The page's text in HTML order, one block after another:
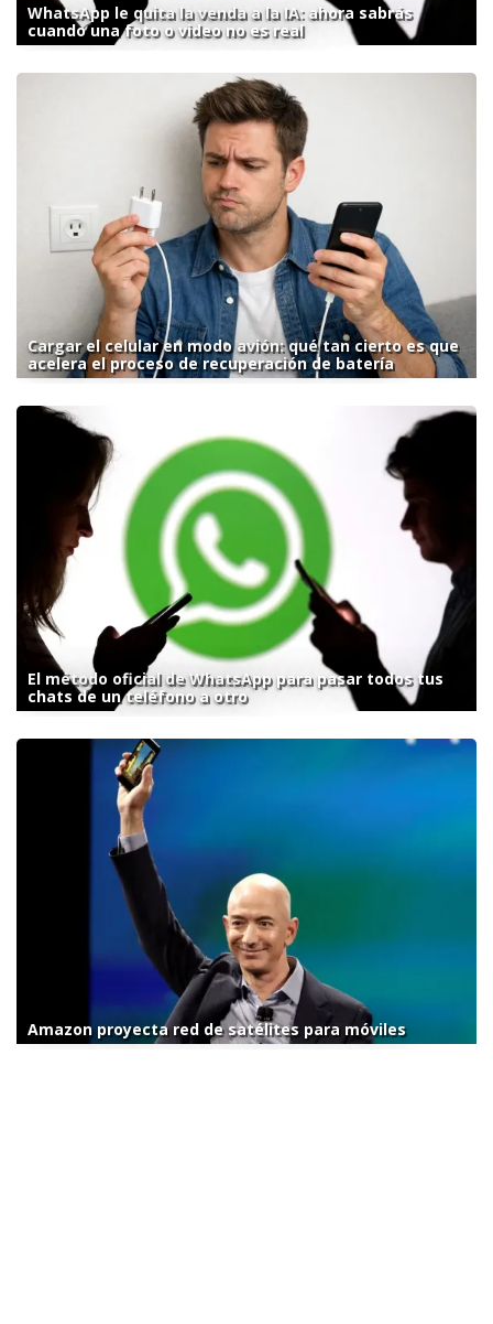
WhatsApp le quita la venda a la IA: ahora sabrás
cuando una foto o video no es real
Cargar el celular en modo avión: qué tan cierto es que
acelera el proceso de recuperación de batería
El método oficial de WhatsApp para pasar todos tus
chats de un teléfono a otro
Amazon proyecta red de satélites para móviles